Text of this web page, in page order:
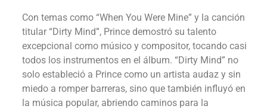
Con temas como “When You Were Mine” y la canción
titular “Dirty Mind”, Prince demostró su talento
excepcional como músico y compositor, tocando casi
todos los instrumentos en el álbum. “Dirty Mind” no
solo estableció a Prince como un artista audaz y sin
miedo a romper barreras, sino que también influyó en
la música popular, abriendo caminos para la